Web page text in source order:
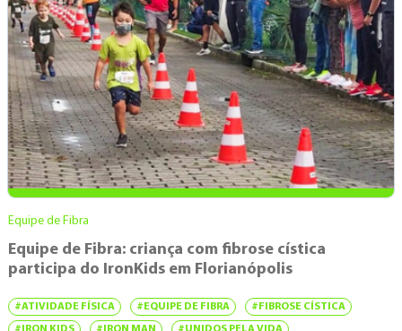
Equipe de Fibra
Equipe de Fibra: criança com fibrose cística
participa do IronKids em Florianópolis
#ATIVIDADE FÍSICA #EQUIPE DE FIBRA #FIBROSE CÍSTICA